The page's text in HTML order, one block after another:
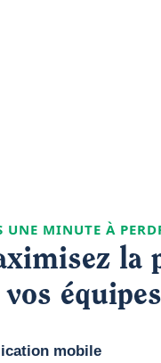
UNE MINUTE À
la
vos équipes
mobile